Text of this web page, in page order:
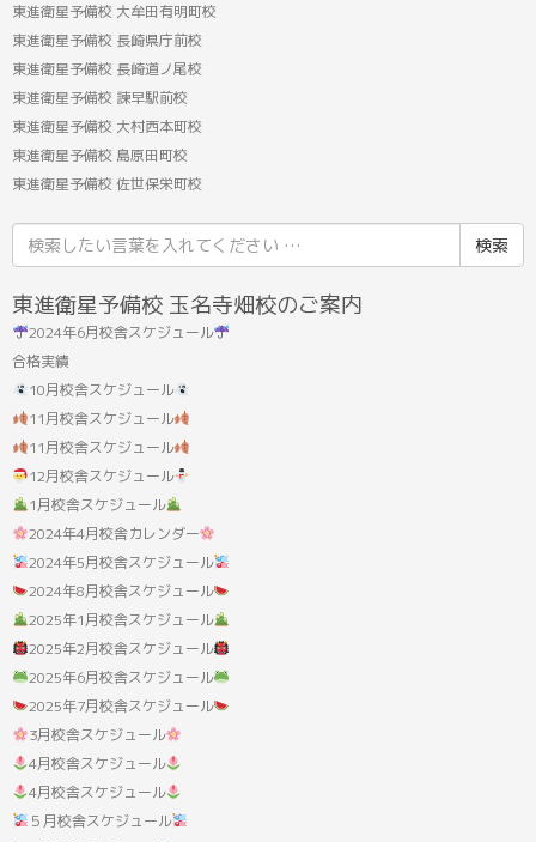
東進衛星予備校 大牟田有明町校
東進衛星予備校 長崎県庁前校
東進衛星予備校 長崎道ノ尾校
東進衛星予備校 諫早駅前校
東進衛星予備校 大村西本町校
東進衛星予備校 島原田町校
東進衛星予備校 佐世保栄町校
索
結
果:
東進衛星予備校 玉名寺畑校のご案内
2024年6月校舎スケジュール
合格実績
10月校舎スケジュール
11月校舎スケジュール
11月校舎スケジュール
12月校舎スケジュール
1月校舎スケジュール
2024年4月校舎カレンダー
2024年5月校舎スケジュール
2024年8月校舎スケジュール
2025年1月校舎スケジュール
2025年2月校舎スケジュール
2025年6月校舎スケジュール
2025年7月校舎スケジュール
3月校舎スケジュール
4月校舎スケジュール
4月校舎スケジュール
５月校舎スケジュール